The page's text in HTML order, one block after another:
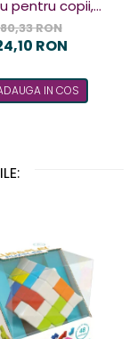
pentru copii,
Terorista
80,33 RON
RON
IN COS